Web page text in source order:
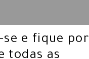
se e fique por
todas as